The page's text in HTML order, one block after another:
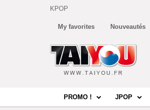
KPOP
My favorites Nouveautés
PROMO ! JPOP